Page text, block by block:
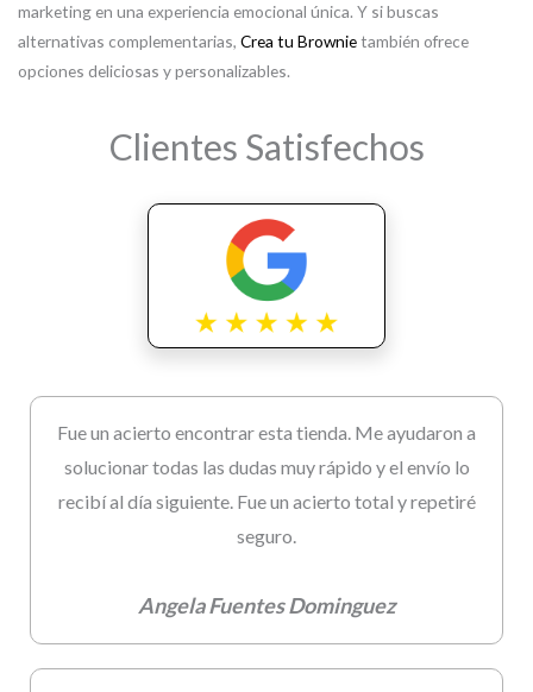
marketing en una experiencia emocional única. Y si buscas
alternativas complementarias, Crea tu Brownietambién ofrece
opciones deliciosas y personalizables.
Clientes Satisfechos
Fue un acierto encontrar esta tienda. Me ayudaron a
solucionar todas las dudas muy rápido y el envío lo
recibí al día siguiente. Fue un acierto total y repetiré
seguro.
Angela Fuentes Dominguez